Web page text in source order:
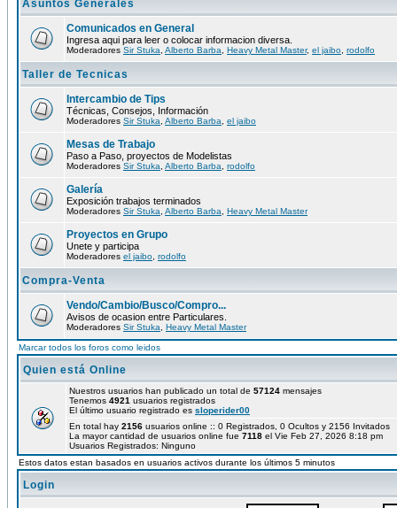
Asuntos Generales
Comunicados en General
Ingresa aqui para leer o colocar informacion diversa.
Moderadores Sir Stuka Alberto Barba Heavy Metal Master, el jaibo rodolfo
Taller de Tecnicas
Intercambio de Tips
Técnicas, Consejos, Información
Moderadores Sir Stuka Alberto Barba el jaibo
Mesas de Trabajo
Paso a Paso, proyectos de Modelistas
Moderadores Sir Stuka Alberto Barba rodolfo
Galería
Exposición trabajos terminados
Moderadores Sir Stuka Alberto Barba Heavy Metal Master
Proyectos en Grupo
Unete y participa
Moderadores el jaibo rodolfo
Compra-Venta
Vendo/Cambio/Busco/Compro...
Avisos de ocasion entre Particulares.
Moderadores Sir Stuka Heavy Metal Master
Marcar todos los foros como leidos
Quien está Online
Nuestros usuarios han publicado un total de 57124 mensajes
Tenemos 4921 usuarios registrados
El último usuario registrado es sloperider00
En total hay 2156 usuarios online :: 0 Registrados, 0 Ocultos y 2156
La mayor cantidad de usuarios online fue 7118 el Vie Feb 27, 2026 8:18 pm
Usuarios Registrados: Ninguno
Estos datos estan basados en usuarios activos durante los últimos 5 minutos
Login